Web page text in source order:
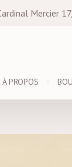
Mercier
À PROPOS